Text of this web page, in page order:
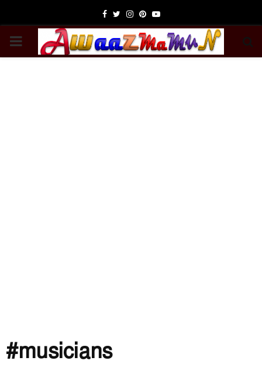
Facebook
TwitterInstagram
Pinterest
Youtube
PRIMARY
#musicians